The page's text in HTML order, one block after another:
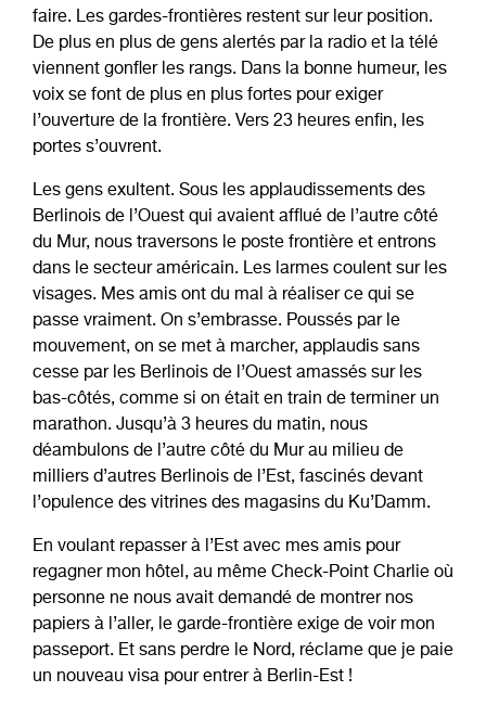
faire. Les gardes-frontières restent sur leur position.
De plus en plus de gens alertés par la radio et la télé
viennent gonfler les rangs. Dans la bonne humeur, les
voix se font de plus en plus fortes pour exiger
l’ouverture de la frontière. Vers 23 heures enfin, les
portes s’ouvrent.
Les gens exultent. Sous les applaudissements des
Berlinois de l’Ouest qui avaient afflué de l’autre côté
du Mur, nous traversons le poste frontière et entrons
dans le secteur américain. Les larmes coulent sur les
visages. Mes amis ont du mal à réaliser ce qui se
passe vraiment. On s’embrasse. Poussés par le
mouvement, on se met à marcher, applaudis sans
cesse par les Berlinois de l’Ouest amassés sur les
bas-côtés, comme si on était en train de terminer un
marathon. Jusqu’à 3 heures du matin, nous
déambulons de l’autre côté du Mur au milieu de
milliers d’autres Berlinois de l’Est, fascinés devant
l’opulence des vitrines des magasins du Ku’Damm.
En voulant repasser à l’Est avec mes amis pour
regagner mon hôtel, au même Check-Point Charlie où
personne ne nous avait demandé de montrer nos
papiers à l’aller, le garde-frontière exige de voir mon
passeport. Et sans perdre le Nord, réclame que je paie
un nouveau visa pour entrer à Berlin-Est !